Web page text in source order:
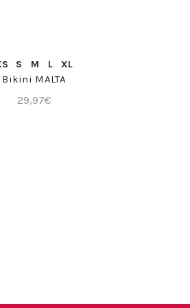
COMPRA RÁPIDA
S M L XL
Bikini MALTA
29,97€